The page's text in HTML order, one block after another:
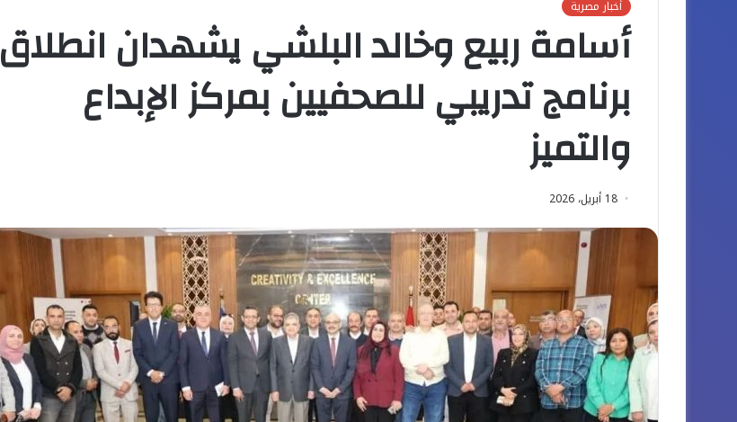
أخبار مصرية
أسامة ربيع وخالد البلشي يشهدان انطلاق
برنامج تدريبي للصحفيين بمركز الإبداع
والتميز
18 أبريل، 2026